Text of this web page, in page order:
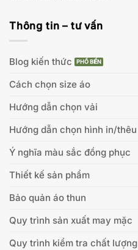
Thông tin – tư vấn
Blog kiến thức
Cách chọn size áo
Hướng dẫn chọn vải
Hướng dẫn chọn hình in/thêu
Ý nghĩa màu sắc đồng phục
Thiết kế sản phẩm
Bảo quản áo thun
Quy trình sản xuất may mặc
Quy trình kiểm tra chất lượng